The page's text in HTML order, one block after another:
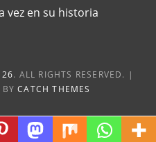
vez en su historia
26. ALL RIGHTS RESERVED. |
BYCATCH THEMES